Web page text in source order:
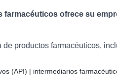
farmacéuticos ofrece su
productos farmacéuticos,
(API) | intermediarios